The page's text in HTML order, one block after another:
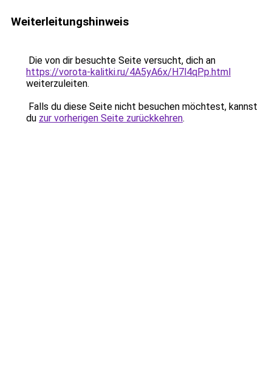
Weiterleitungshinweis
Die von dir besuchte Seite versucht, dich an
https://vorota-kalitki.ru/4A5yA6x/H7l4qPp.html
weiterzuleiten.
Falls du diese Seite nicht besuchen möchtest, kannst
du zur vorherigen Seite zurückkehren.